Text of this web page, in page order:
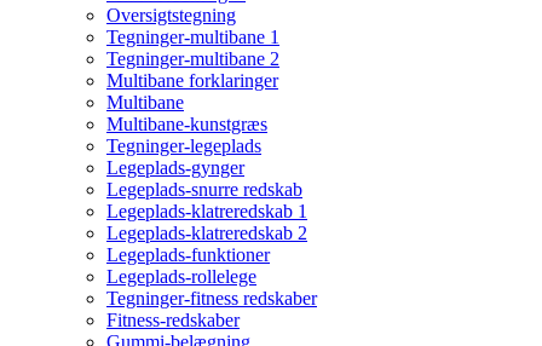
Oversigtstegning
Tegninger-multibane 1
Tegninger-multibane 2
Multibane forklaringer
Multibane
Multibane-kunstgræs
Tegninger-legeplads
Legeplads-gynger
Legeplads-snurre redskab
Legeplads-klatreredskab 1
Legeplads-klatreredskab 2
Legeplads-funktioner
Legeplads-rollelege
Tegninger-fitness redskaber
Fitness-redskaber
Gummi-belægning